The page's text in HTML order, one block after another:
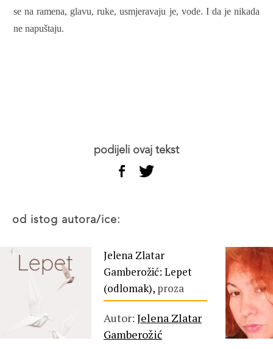
se na ramena, glavu, ruke, usmjeravaju je, vode. I da je nikada
ne napuštaju.
podijeli ovaj tekst
od istog autora/ice:
Jelena Zlatar
Gamberožić: Lepet
(odlomak), proza
Autor: Jelena Zlatar
Gamberožić